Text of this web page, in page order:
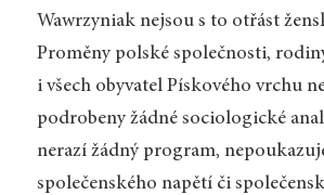
Wawrzyniak nejsou s to otřást
Proměny polské společnosti,
i všech obyvatel Pískového vrchu
podrobeny žádné sociologické
nerazí žádný program,
společenského napětí či